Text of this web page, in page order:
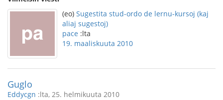
(eo) Sugestita stud-ordo de lernu-kursoj (kaj
aliaj sugestoj)
pace :lta
19. maaliskuuta 2010
Guglo
Eddycgn :lta, 25. helmikuuta 2010